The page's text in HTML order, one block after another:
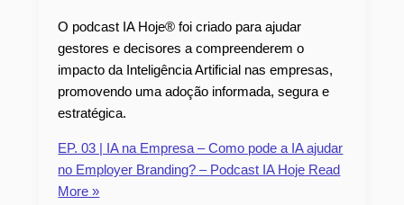
O podcast IA Hoje® foi criado para ajudar
gestores e decisores a compreenderem o
impacto da Inteligência Artificial nas empresas,
promovendo uma adoção informada, segura e
estratégica.
EP. 03 | IA na Empresa – Como pode a IA ajudar
no Employer Branding? – Podcast IA Hoje Read
More »